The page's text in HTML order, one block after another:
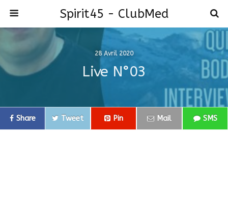
Spirit45 - ClubMed
28 Avril 2020
Live N°03
Share Tweet Pin Mail SMS